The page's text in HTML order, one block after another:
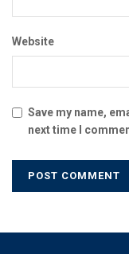
Website
Save my name,
next time I